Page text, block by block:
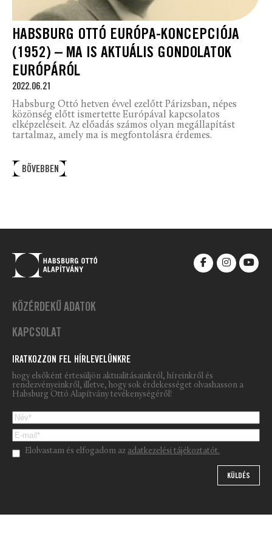
HABSBURG OTTÓ EURÓPA-KONCEPCIÓJA
(1952) – MA IS AKTUÁLIS GONDOLATOK
EURÓPÁRÓL
2022.06.21
Habsburg Ottó hetven évvel ezelőtt Párizsban, népes
közönség előtt ismertette Európával kapcsolatos
elképzeléseit. Az előadás számos olyan megállapítást
tartalmaz, amely ma is megfontolásra érdemes.
BŐVEBBEN
KÖZÉRDEKŰ ADATOK
KAPCSOLAT
IRATKOZZON FEL HÍRLEVELÜNKRE
hogy elsőként értesüljön aktualitásainkról, híreinkről és
rendezvényeinkről, illetve, hogy sok érdekességet olvashasson a
Habsburg Ottó Alapítvány tevékenységéről!
Please leave this field empty.
Elolvastam és elfogadom az adatkezelési tájékoztatót.